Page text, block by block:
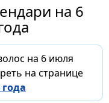
на 6
на 6 июля
на странице